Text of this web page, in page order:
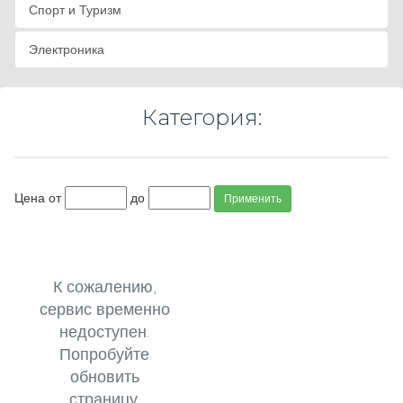
Спорт и Туризм
Электроника
Категория:
Цена от до Применить
К сожалению,
сервис временно
недоступен.
Попробуйте
обновить